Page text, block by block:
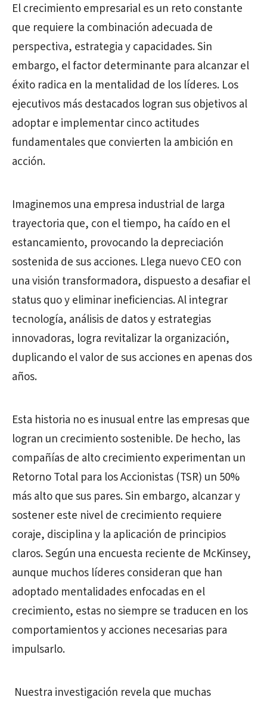
El crecimiento empresarial es un reto constante
que requiere la combinación adecuada de
perspectiva, estrategia y capacidades. Sin
embargo, el factor determinante para alcanzar el
éxito radica en la mentalidad de los líderes. Los
ejecutivos más destacados logran sus objetivos al
adoptar e implementar cinco actitudes
fundamentales que convierten la ambición en
acción.
Imaginemos una empresa industrial de larga
trayectoria que, con el tiempo, ha caído en el
estancamiento, provocando la depreciación
sostenida de sus acciones. Llega nuevo CEO con
una visión transformadora, dispuesto a desafiar el
status quo y eliminar ineficiencias. Al integrar
tecnología, análisis de datos y estrategias
innovadoras, logra revitalizar la organización,
duplicando el valor de sus acciones en apenas dos
años.
Esta historia no es inusual entre las empresas que
logran un crecimiento sostenible. De hecho, las
compañías de alto crecimiento experimentan un
Retorno Total para los Accionistas (TSR) un 50%
más alto que sus pares. Sin embargo, alcanzar y
sostener este nivel de crecimiento requiere
coraje, disciplina y la aplicación de principios
claros. Según una encuesta reciente de McKinsey,
aunque muchos líderes consideran que han
adoptado mentalidades enfocadas en el
crecimiento, estas no siempre se traducen en los
comportamientos y acciones necesarias para
impulsarlo.
Nuestra investigación revela que muchas